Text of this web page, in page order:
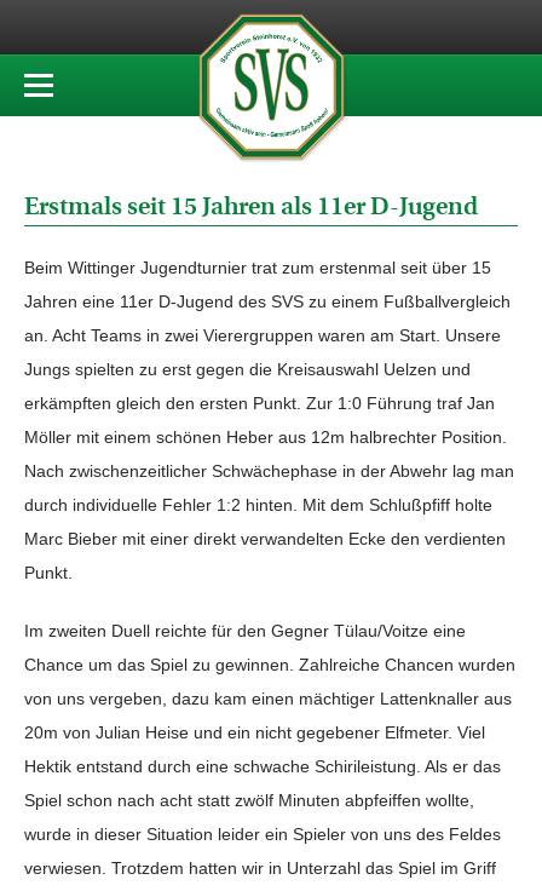
Erstmals seit 15 Jahren als 11er D-Jugend
Beim Wittinger Jugendturnier trat zum erstenmal seit über 15
Jahren eine 11er D-Jugend des SVS zu einem Fußballvergleich
an. Acht Teams in zwei Vierergruppen waren am Start. Unsere
Jungs spielten zu erst gegen die Kreisauswahl Uelzen und
erkämpften gleich den ersten Punkt. Zur 1:0 Führung traf Jan
Möller mit einem schönen Heber aus 12m halbrechter Position.
Nach zwischenzeitlicher Schwächephase in der Abwehr lag man
durch individuelle Fehler 1:2 hinten. Mit dem Schlußpfiff holte
Marc Bieber mit einer direkt verwandelten Ecke den verdienten
Punkt.
Im zweiten Duell reichte für den Gegner Tülau/Voitze eine
Chance um das Spiel zu gewinnen. Zahlreiche Chancen wurden
von uns vergeben, dazu kam einen mächtiger Lattenknaller aus
20m von Julian Heise und ein nicht gegebener Elfmeter. Viel
Hektik entstand durch eine schwache Schirileistung. Als er das
Spiel schon nach acht statt zwölf Minuten abpfeiffen wollte,
wurde in dieser Situation leider ein Spieler von uns des Feldes
verwiesen. Trotzdem hatten wir in Unterzahl das Spiel im Griff